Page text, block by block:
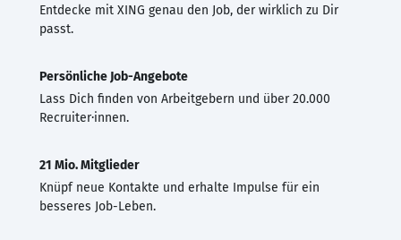
Entdecke mit XING genau den Job, der wirklich zu Dir
passt.
Persönliche Job-Angebote
Lass Dich finden von Arbeitgebern und über 20.000
Recruiter·innen.
21 Mio. Mitglieder
Knüpf neue Kontakte und erhalte Impulse für ein
besseres Job-Leben.